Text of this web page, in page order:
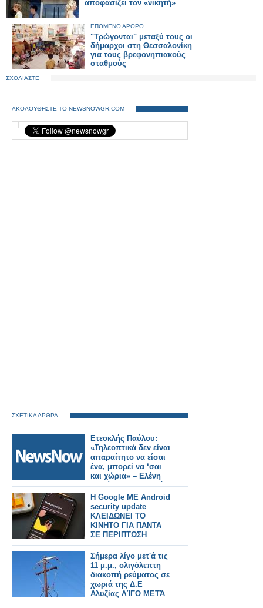
αποφασίζει τον «νικητή»
ΕΠΟΜΕΝΟ ΑΡΘΡΟ
"Τρώγονται" μεταξύ τους οι
δήμαρχοι στη Θεσσαλονίκη
για τους βρεφονηπιακούς
σταθμούς
ΣΧΟΛΙΑΣΤΕ
ΑΚΟΛΟΥΘΗΣΤΕ ΤΟ NEWSNOWGR.COM
ΣΧΕΤΙΚΑ ΑΡΘΡΑ
Ετεοκλής Παύλου:
«Τηλεοπτικά δεν είναι
απαραίτητο να είσαι
ένα, μπορεί να ‘σαι
και χώρια» – Ελένη
Χατζίδου: «Έτσι, κάθε
μέρα να το λέμε μπας
και..»
Η Google ΜΕ Android
security update
ΚΛΕΙΔΩΝΕΙ ΤΟ
ΚΙΝΗΤΟ ΓΙΑ ΠΑΝΤΑ
ΣΕ ΠΕΡΙΠΤΩΣΗ
ΚΛΟΠΗΣ
Σήμερα λίγο μετ'ά τις
11 μ.μ., ολιγόλεπτη
διακοπή ρεύματος σε
χωριά της Δ.Ε
Αλυζίας ΛΊΓΟ ΜΕΤΆ
ΤΗς 11